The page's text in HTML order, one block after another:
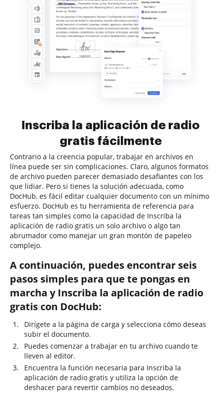
Inscriba la aplicación de radio
gratis fácilmente
Contrario a la creencia popular, trabajar en archivos en
línea puede ser sin complicaciones. Claro, algunos formatos
de archivo pueden parecer demasiado desafiantes con los
que lidiar. Pero si tienes la solución adecuada, como
DocHub, es fácil editar cualquier documento con un mínimo
esfuerzo. DocHub es tu herramienta de referencia para
tareas tan simples como la capacidad de Inscriba la
aplicación de radio gratis un solo archivo o algo tan
abrumador como manejar un gran montón de papeleo
complejo.
A continuación, puedes encontrar seis
pasos simples para que te pongas en
marcha y Inscriba la aplicación de radio
gratis con DocHub:
Dirígete a la página de carga y selecciona cómo deseas
subir el documento.
Puedes comenzar a trabajar en tu archivo cuando te
lleven al editor.
Encuentra la función necesaria para Inscriba la
aplicación de radio gratis y utiliza la opción de
deshacer para revertir cambios no deseados.